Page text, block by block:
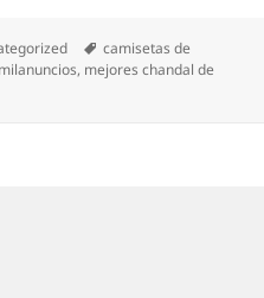
Etiquetas
camisetas de
, mejores chandal de